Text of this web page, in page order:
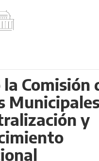
SECRETARÍAS
PRENSA
CULTURA
la Comisión
y